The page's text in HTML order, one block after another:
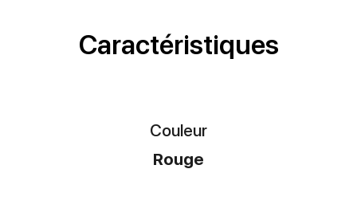
Caractéristiques
Couleur
Rouge